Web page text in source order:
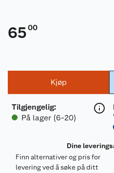
6500
Kjøp
Tilgjengelig:
På lager (6-20)
Dine
Finn alternativer og pris for
levering ved å søke på ditt